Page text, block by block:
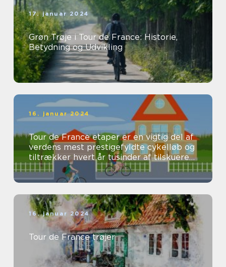
17. januar 2024
Grøn Trøje i Tour de France: Historie,
Betydning og Udvikling
16. januar 2024
Tour de France etaper er en vigtig del af
verdens mest prestigefyldte cykelløb og
tiltrækker hvert år tusinder af tilskuere
og seere fra hele verden...
16. januar 2024
Tour de France trøjer